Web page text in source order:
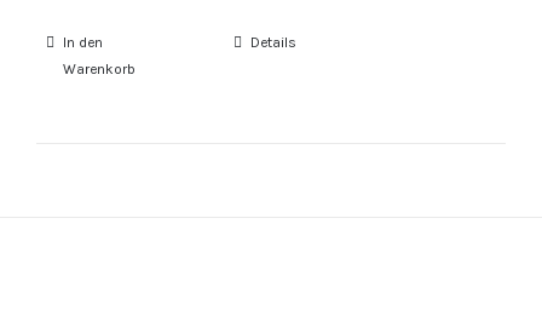
In den
Warenkorb
Details